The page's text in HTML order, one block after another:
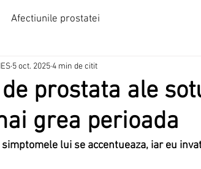
Afectiunile prostatei
prostata ale
grea perioada
5 oct. 20254 min de citit
lui se accentueaza, iar eu